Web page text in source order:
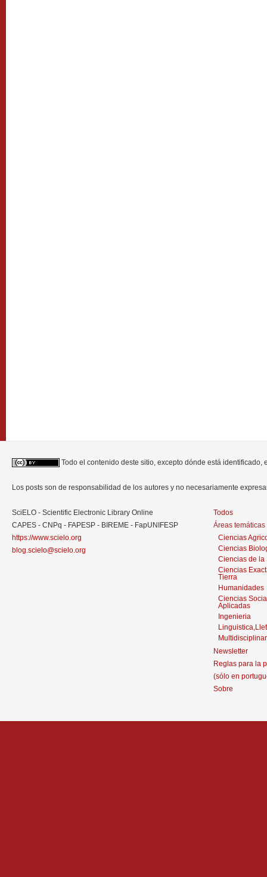
Todo el contenido deste sitio, excepto dónde está identificado,
Los posts son de responsabilidad de los autores y no necesariamente
SciELO - Scientific Electronic Library Online
CAPES - CNPq - FAPESP - BIREME - FapUNIFESP
https://www.scielo.org
blog.scielo@scielo.org
Todos
Áreas temáticas
Ciencias
Ciencias
Ciencias de la
Ciencias
Tierra
Humanidades
Ciencias
Aplicadas
Ingenieria
Newsletter
Reglas para la
(sólo en
Sobre